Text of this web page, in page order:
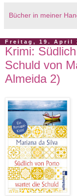
Bücher in meiner
Freitag, 19. April
Krimi:
Schuld von
Almeida 2)